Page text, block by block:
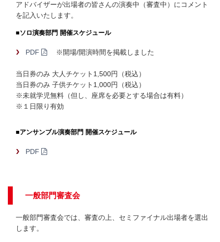
アドバイザーが出場者の皆さんの演奏中（審査中）にコメント
を記入いたします。
■ソロ演奏部門 開催スケジュール
PDF ※開場/開演時間を掲載しました
当日券のみ 大人チケット1,500円（税込）
当日券のみ 子供チケット1,000円（税込）
※未就学児無料（但し、座席を必要とする場合は有料）
※１日限り有効
■アンサンブル演奏部門 開催スケジュール
PDF
一般部門審査会
一般部門審査会では、審査の上、セミファイナル出場者を選出
します。